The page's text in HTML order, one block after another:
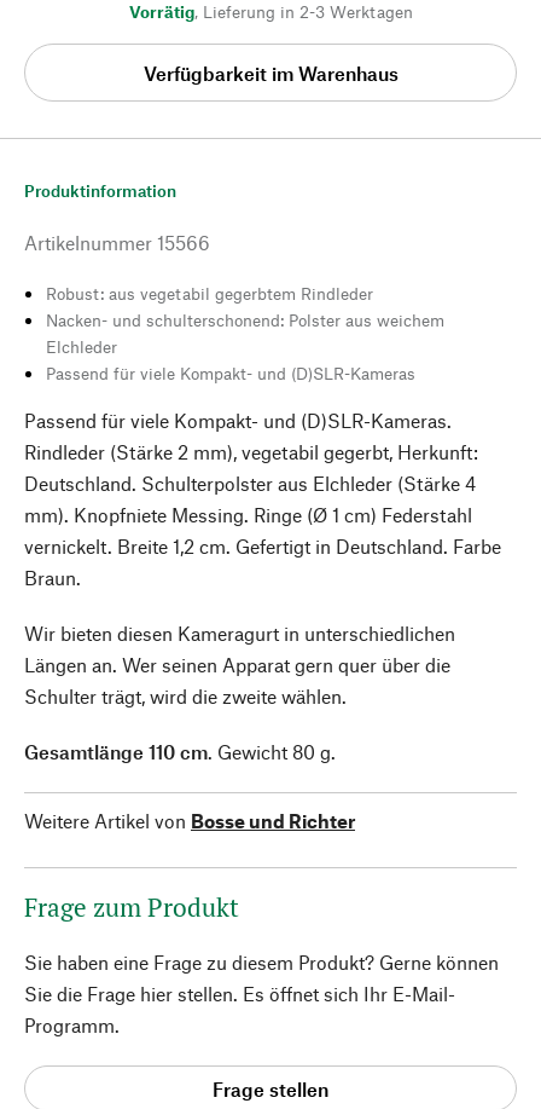
Vorrätig, Lieferung in 2-3 Werktagen
Verfügbarkeit im Warenhaus
Produktinformation
Artikelnummer 15566
Robust: aus vegetabil gegerbtem Rindleder
Nacken- und schulterschonend: Polster aus weichem
Elchleder
Passend für viele Kompakt- und (D)SLR-Kameras
Passend für viele Kompakt- und (D)SLR-Kameras.
Rindleder (Stärke 2 mm), vegetabil gegerbt, Herkunft:
Deutschland. Schulterpolster aus Elchleder (Stärke 4
mm). Knopfniete Messing. Ringe (Ø 1 cm) Federstahl
vernickelt. Breite 1,2 cm. Gefertigt in Deutschland. Farbe
Braun.
Wir bieten diesen Kameragurt in unterschiedlichen
Längen an. Wer seinen Apparat gern quer über die
Schulter trägt, wird die zweite wählen.
Gesamtlänge 110 cm. Gewicht 80 g.
Weitere Artikel von Bosse und Richter
Frage zum Produkt
Sie haben eine Frage zu diesem Produkt? Gerne können
Sie die Frage hier stellen. Es öffnet sich Ihr E-Mail-
Programm.
Frage stellen